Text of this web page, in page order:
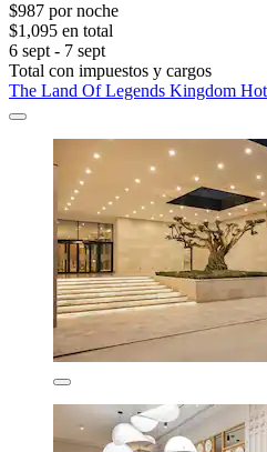
$987 por noche
$1,095 en total
6 sept - 7 sept
Total con impuestos y cargos
The Land Of Legends Kingdom